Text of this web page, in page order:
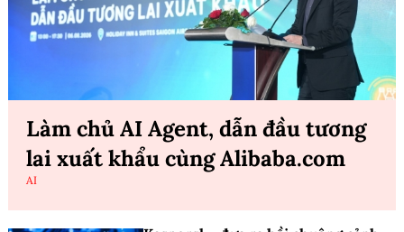
Làm chủ AI Agent, dẫn đầu tương
lai xuất khẩu cùng Alibaba.com
AI